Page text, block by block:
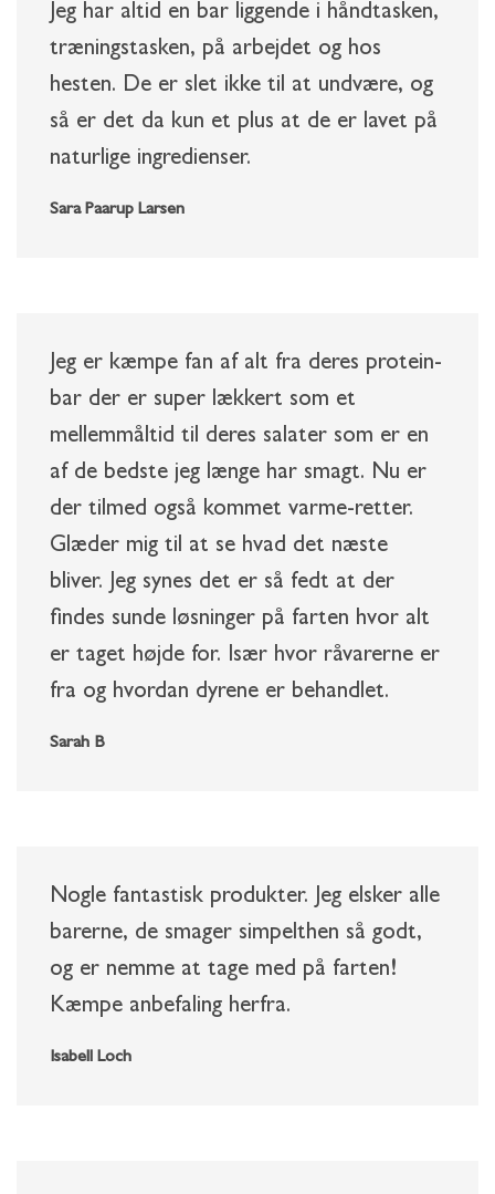
Jeg har altid en bar liggende i håndtasken,
træningstasken, på arbejdet og hos
hesten. De er slet ikke til at undvære, og
så er det da kun et plus at de er lavet på
naturlige ingredienser.
Sara Paarup Larsen
Jeg er kæmpe fan af alt fra deres protein-
bar der er super lækkert som et
mellemmåltid til deres salater som er en
af de bedste jeg længe har smagt. Nu er
der tilmed også kommet varme-retter.
Glæder mig til at se hvad det næste
bliver. Jeg synes det er så fedt at der
findes sunde løsninger på farten hvor alt
er taget højde for. Især hvor råvarerne er
fra og hvordan dyrene er behandlet.
Sarah B
Nogle fantastisk produkter. Jeg elsker alle
barerne, de smager simpelthen så godt,
og er nemme at tage med på farten!
Kæmpe anbefaling herfra.
Isabell Loch